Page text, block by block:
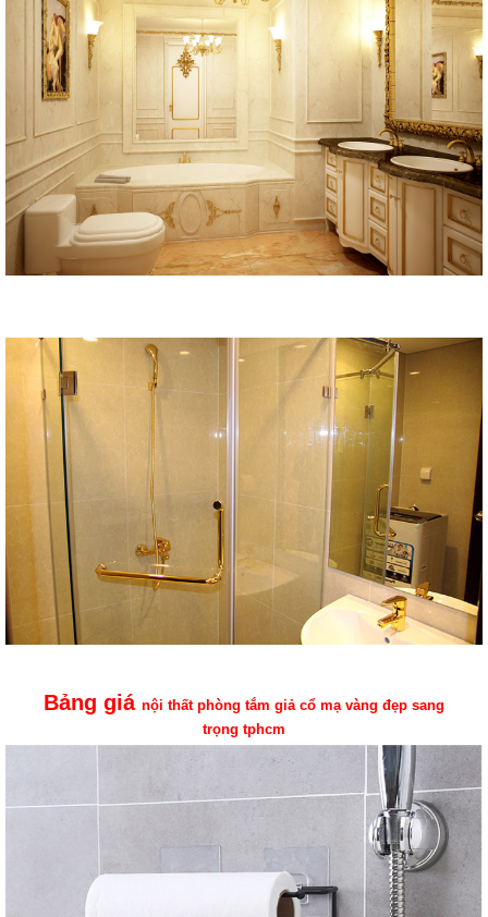
Bảng giá nội thất phòng tắm giả cổ mạ vàng đẹp sang
trọng tphcm